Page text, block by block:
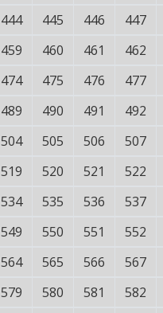
444 445 446 447
459 460 461 462
474 475 476 477
489 490 491 492
504 505 506 507
519 520 521 522
534 535 536 537
549 550 551 552
564 565 566 567
579 580 581 582